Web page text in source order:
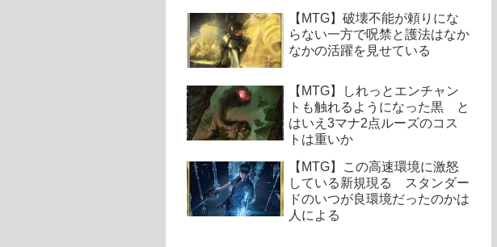
【MTG】破壊不能が頼りにな
らない一方で呪禁と護法はなか
なかの活躍を見せている
【MTG】しれっとエンチャン
トも触れるようになった黒 と
はいえ3マナ2点ルーズのコス
トは重いか
【MTG】この高速環境に激怒
している新規現る スタンダー
ドのいつが良環境だったのかは
人による